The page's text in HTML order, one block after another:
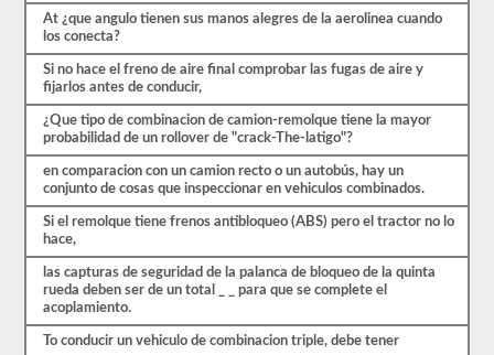
largas
requieren
habilidades
adicionales.
Deberá
obtener
puntaje
menos
80%
(16
aprobar
At ¿que angulo tienen sus manos alegres de la aerolinea cuando
los conecta?
Si no hace el freno de aire final comprobar las fugas de aire y
fijarlos antes de conducir,
¿Que tipo de combinacion de camion-remolque tiene la mayor
probabilidad de un rollover de "crack-The-latigo"?
en comparacion con un camion recto o un autobús, hay un
conjunto de cosas que inspeccionar en vehiculos combinados.
Si el remolque tiene frenos antibloqueo (ABS) pero el tractor no lo
hace,
las capturas de seguridad de la palanca de bloqueo de la quinta
rueda deben ser de un total _ _ para que se complete el
acoplamiento.
To conducir un vehiculo de combinacion triple, debe tener